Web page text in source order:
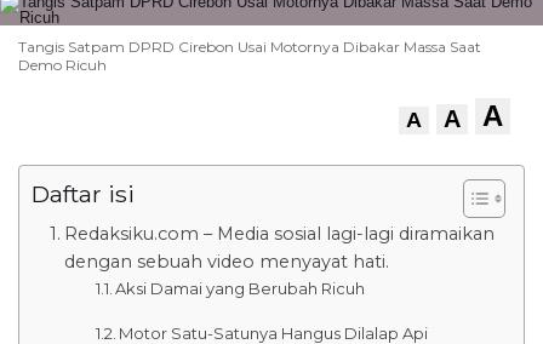
Tangis Satpam DPRD Cirebon Usai Motornya Dibakar Massa Saat
Demo Ricuh
A A A
Daftar isi
Redaksiku.com – Media sosial lagi-lagi diramaikan
dengan sebuah video menyayat hati.
Aksi Damai yang Berubah Ricuh
Motor Satu-Satunya Hangus Dilalap Api